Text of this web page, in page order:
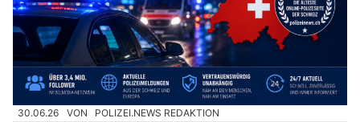
30.06.26 VON POLIZEI.NEWS REDAKTION